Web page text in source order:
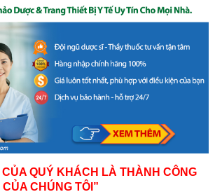
QUÝ KHÁCH LÀ THÀNH CÔNG
CỦA CHÚNG TÔI”